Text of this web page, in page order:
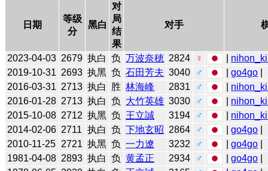
日期
等级
分
黑白
对
局
结
果
对手
2023-04-03 2679 执白 负 万波奈穂 2824 ♀
2019-10-31 2693 执黑 负 石田芳夫 3040 ♂ |go4go
2016-03-31 2713 执白 胜 林海峰 2831 ♂
2016-01-28 2713 执白 负 大竹英雄 3030 ♂
2015-10-08 2712 执黑 负 王立誠 3194 ♂
2014-02-06 2711 执白 负 下地玄昭 2864 ♂ |go4go
2010-11-25 2721 执黑 负 一力遼 3232 ♂ |go4go
1981-04-08 2893 执白 负 黄孟正 2934 ♂ |go4go